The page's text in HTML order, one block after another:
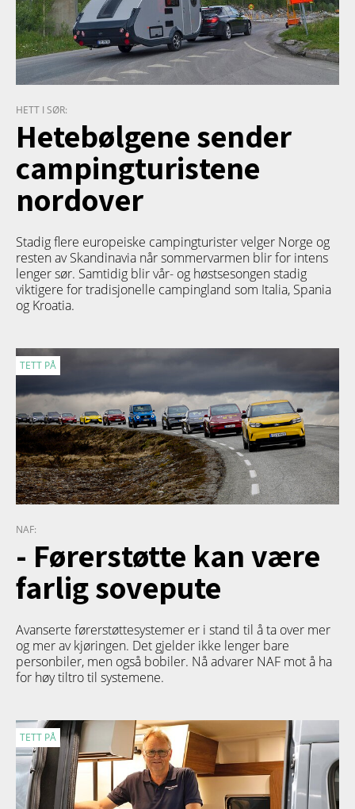
HETT I SØR:
Hetebølgene sender
campingturistene
nordover
Stadig flere europeiske campingturister velger Norge og
resten av Skandinavia når sommervarmen blir for intens
lenger sør. Samtidig blir vår- og høstsesongen stadig
viktigere for tradisjonelle campingland som Italia, Spania
og Kroatia.
TETT PÅ
NAF:
- Førerstøtte kan være
farlig sovepute
Avanserte førerstøttesystemer er i stand til å ta over mer
og mer av kjøringen. Det gjelder ikke lenger bare
personbiler, men også bobiler. Nå advarer NAF mot å ha
for høy tiltro til systemene.
TETT PÅ